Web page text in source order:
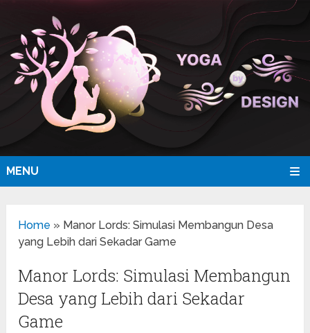
MENU
Home » Manor Lords: Simulasi Membangun Desa
yang Lebih dari Sekadar Game
Manor Lords: Simulasi Membangun
Desa yang Lebih dari Sekadar
Game